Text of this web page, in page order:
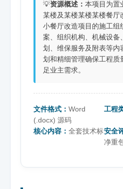
💡资源概述： 本项目为置
某楼及某楼某楼某楼餐厅
小餐厅改造项目的施工组
案、组织机构、机械设备
划、维保服务及附表等内
划和精细管理确保工程质
足业主需求。
文件格式： Word
(.docx) 源码
工程
核心内容： 全套技术标安全
净重